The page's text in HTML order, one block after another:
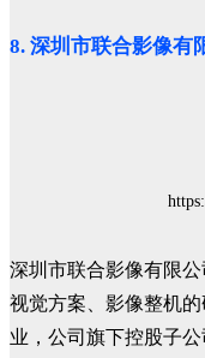
8. 深圳市联合影像有
深圳市联合影像有限公
视觉方案、影像整机
业，公司旗下控股子